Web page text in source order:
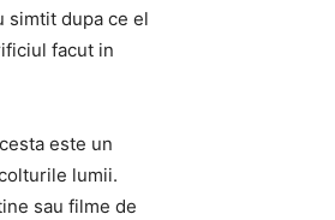
simtit dupa ce el
facut in
este un
lumii.
sau filme de